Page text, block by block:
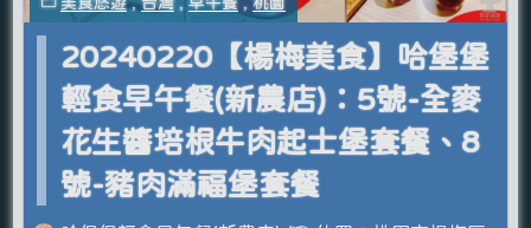
20240220【楊梅美食】哈堡堡
輕食早午餐(新農店)：5號-全麥
花生醬培根牛肉起士堡套餐、8
號-豬肉滿福堡套餐